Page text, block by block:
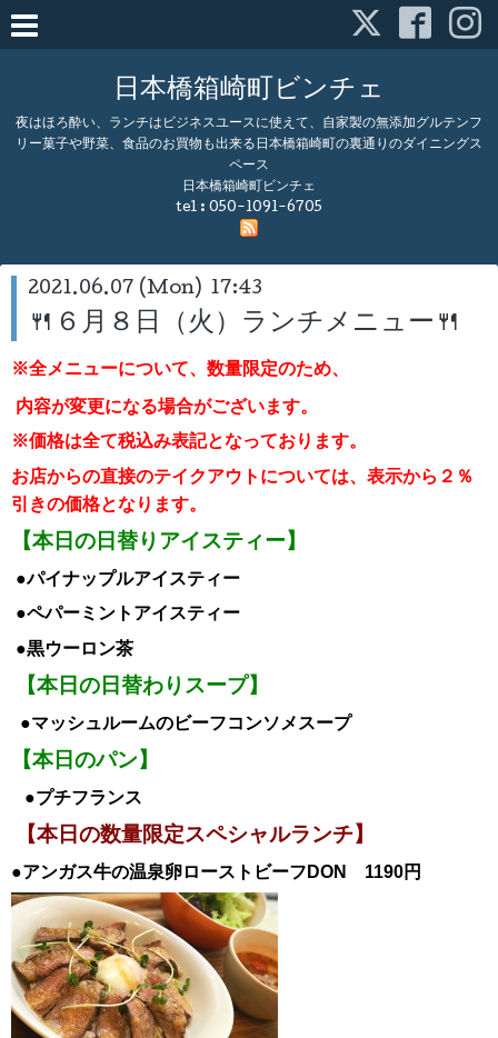
日本橋箱崎町ビンチェ
夜はほろ酔い、ランチはビジネスユースに使えて、自家製の無添加グルテンフ
リー菓子や野菜、食品のお買物も出来る日本橋箱崎町の裏通りのダイニングス
ペース
日本橋箱崎町ビンチェ
tel : 050-1091-6705
2021.06.07 (Mon) 17:43
🍴６月８日（火）ランチメニュー🍴
※全メニューについて、数量限定のため、
内容が変更になる場合がございます。
※価格は全て税込み表記となっております。
お店からの直接のテイクアウトについては、表示から２％
引きの価格となります。
【本日の日替りアイスティー】
●パイナップルアイスティー
●ペパーミントアイスティー
●黒ウーロン茶
【本日の日替わりスープ】
●マッシュルームのビーフコンソメスープ
【本日のパン】
●プチフランス
【本日の数量限定スペシャルランチ】
●アンガス牛の温泉卵ローストビーフDON 1190円